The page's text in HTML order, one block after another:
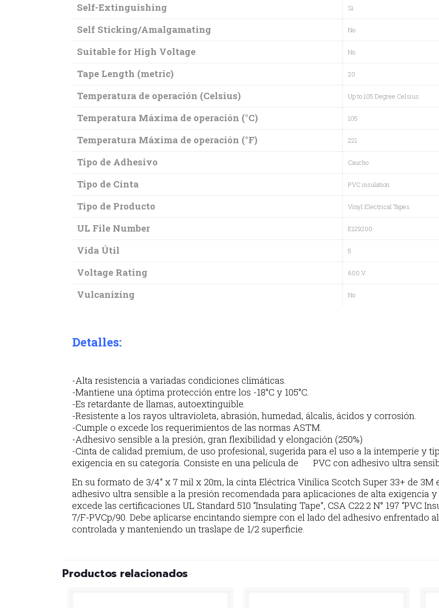
Self-Extinguishing Si
Self Sticking/Amalgamating No
Suitable for High Voltage No
Tape Length (metric) 20
Temperatura de operación (Celsius) Up to 105 Degree Celsius
Temperatura Máxima de operación (°C) 105
Temperatura Máxima de operación (°F) 221
Tipo de Adhesivo Caucho
Tipo de Cinta PVC insulation
Tipo de Producto Vinyl Electrical Tapes
UL File Number E129200
Vida Útil 5
Voltage Rating 600 V
Vulcanizing No
Detalles:
-Alta resistencia a variadas condiciones climáticas.
-Mantiene una óptima protección entre los -18°C y 105°C.
-Es retardante de llamas, autoextinguible.
-Resistente a los rayos ultravioleta, abrasión, humedad, álcalis, ácidos y corrosión.
-Cumple o excede los requerimientos de las normas ASTM.
-Adhesivo sensible a la presión, gran flexibilidad y elongación (250%)
-Cinta de calidad premium, de uso profesional, sugerida para el uso a la intemperie y
exigencia en su categoría. Consiste en una película de PVC con adhesivo ultra
En su formato de 3/4” x 7 mil x 20m, la cinta Eléctrica Vinílica Scotch Super 33+ de 3M
adhesivo ultra sensible a la presión recomendada para aplicaciones de alta exigencia
excede las certificaciones UL Standard 510 “Insulating Tape”, CSA C22.2 N° 197 “PVC
7/F-PVCp/90. Debe aplicarse encintando siempre con el lado del adhesivo enfrentado
controlada y manteniendo un traslape de 1/2 superficie.
Productos relacionados